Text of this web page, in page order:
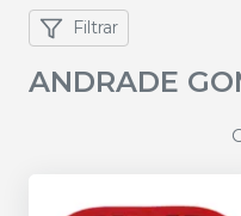
Filtrar
ANDRADE